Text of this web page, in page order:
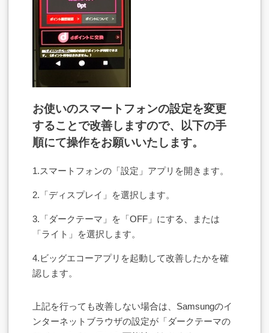
お使いのスマートフォンの設定を変更
することで改善しますので、以下の手
順にて操作をお願いいたします。
1.スマートフォンの「設定」アプリを開きます。
2.「ディスプレイ」を選択します。
3.「ダークテーマ」を「OFF」にする、または
「ライト」を選択します。
4.ビッグエコーアプリを起動して改善したかを確
認します。
上記を行っても改善しない場合は、Samsungのイ
ンターネットブラウザの設定が「ダークテーマの